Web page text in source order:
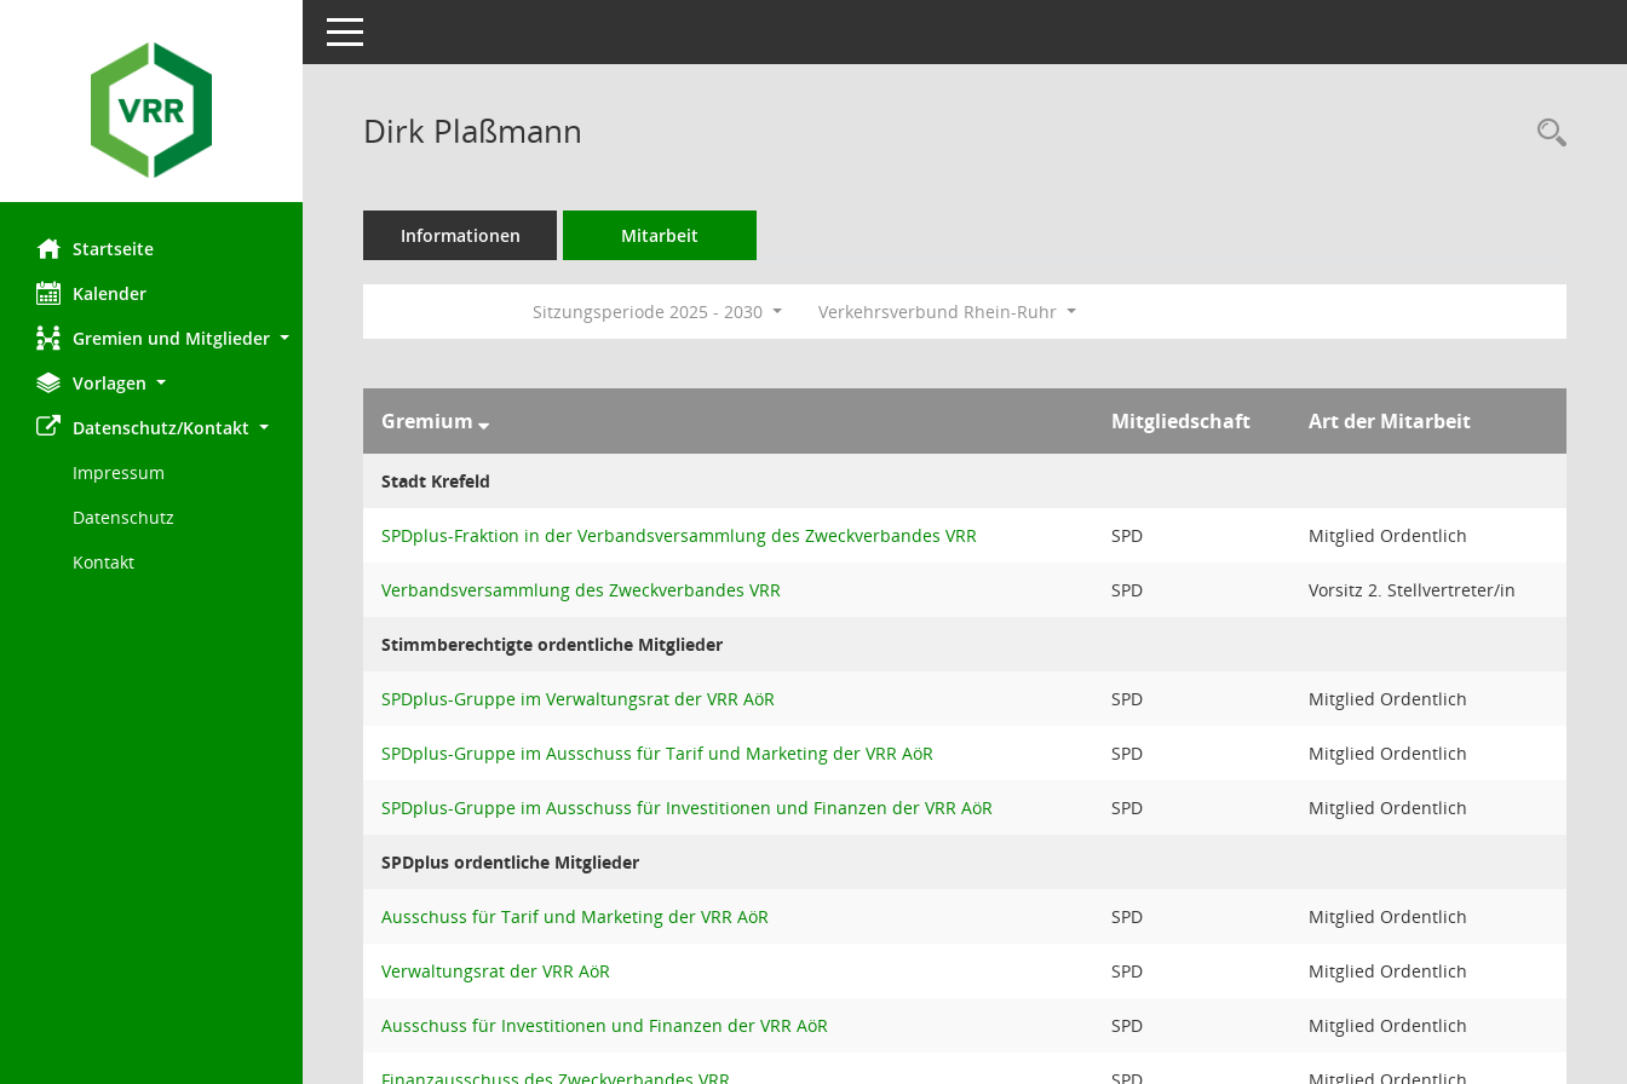
Startseite
Kalender
Gremien und Mitglieder
Vorlagen
Datenschutz/Kontakt
Impressum
Datenschutz
Kontakt
Toggle navigation
Dirk Plaßmann
Informationen Mitarbeit
Sitzungsperiode 2025 - 2030 Verkehrsverbund Rhein-Ruhr
Gremium Mitgliedschaft Art der Mitarbeit
Stadt Krefeld
SPDplus-Fraktion in der Verbandsversammlung des Zweckverbandes VRR SPD Mitglied Ordentlich
Verbandsversammlung des Zweckverbandes VRR SPD Vorsitz 2. Stellvertreter/in
Stimmberechtigte ordentliche Mitglieder
SPDplus-Gruppe im Verwaltungsrat der VRR AöR SPD Mitglied Ordentlich
SPDplus-Gruppe im Ausschuss für Tarif und Marketing der VRR AöR SPD Mitglied Ordentlich
SPDplus-Gruppe im Ausschuss für Investitionen und Finanzen der VRR AöR SPD Mitglied Ordentlich
SPDplus ordentliche Mitglieder
Ausschuss für Tarif und Marketing der VRR AöR SPD Mitglied Ordentlich
Verwaltungsrat der VRR AöR SPD Mitglied Ordentlich
Ausschuss für Investitionen und Finanzen der VRR AöR SPD Mitglied Ordentlich